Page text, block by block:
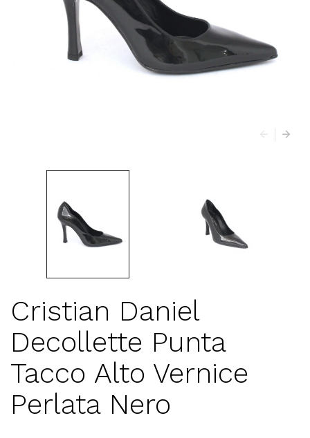
Cristian Daniel
Decollette Punta
Tacco Alto Vernice
Perlata Nero